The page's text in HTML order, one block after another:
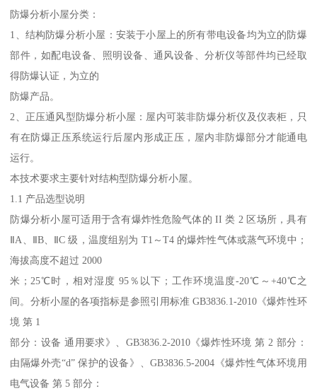
防爆分析小屋分类：
1、结构防爆分析小屋：安装于小屋上的所有带电设备均为立的防爆
部件，如配电设备、照明设备、通风设备、分析仪等部件均已经取
得防爆认证，为立的
防爆产品。
2、正压通风型防爆分析小屋：屋内可装非防爆分析仪及仪表柜，只
有在防爆正压系统运行后屋内形成正压，屋内非防爆部分才能通电
运行。
本技术要求主要针对结构型防爆分析小屋。
1.1 产品选型说明
防爆分析小屋可适用于含有爆炸性危险气体的 II 类 2 区场所，具有
ⅡA、ⅡB、ⅡC 级，温度组别为 T1～T4 的爆炸性气体或蒸气环境中；
海拔高度不超过 2000
米；25℃时，相对湿度 95％以下；工作环境温度-20℃～+40℃之
间。分析小屋的各项指标是参照引用标准 GB3836.1-2010《爆炸性环
境 第 1
部分：设备 通用要求》、GB3836.2-2010《爆炸性环境 第 2 部分：
由隔爆外壳“d” 保护的设备》、GB3836.5-2004《爆炸性气体环境用
电气设备 第 5 部分：